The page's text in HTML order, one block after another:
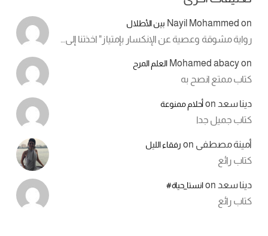
Nayil Mohammed on بين الأطلال
رواية مشوقة وعصية عن الإنكسار بإمتياز" اخذتنا إلى…
Mohamed abacyon العلم المرح
كتاب ممتع انصح به
دينا سعد onأحلام ممنوعة
كتاب جميل جدا
أمينة مصطفى on رفقاء الليل
كتاب رائع
دينا سعد onانستا_حياة#
كتاب رائع